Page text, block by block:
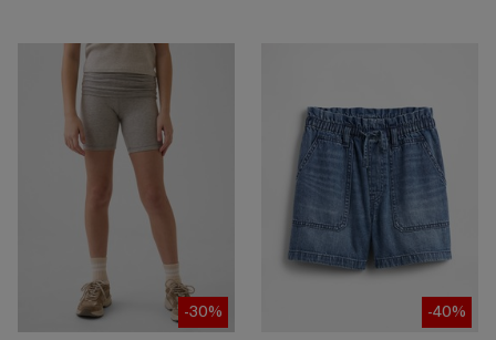
izbornika.
-30% -40%